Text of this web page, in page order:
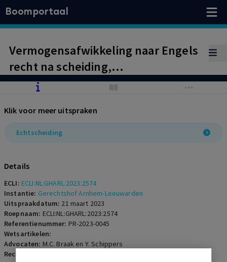
Boomportaal
Vermogensafwikkeling naar Engels
recht na scheiding,
pensioenverdeling naar Engels
Klik voor meer uitspraken
Echtscheiding
Details
ECLI: ECLI:NL:GHARL:2023:2574
Instantie: Gerechtshof Arnhem-Leeuwarden
Uitspraakdatum: 21 maart 2023
Roepnaam: ECLI:NL:GHARL:2023:2574
Referentienummer: PR-2023-0045
Wetsartikelen:
Advocaten: M.C. Braak en Y. Schippers
Rechters: